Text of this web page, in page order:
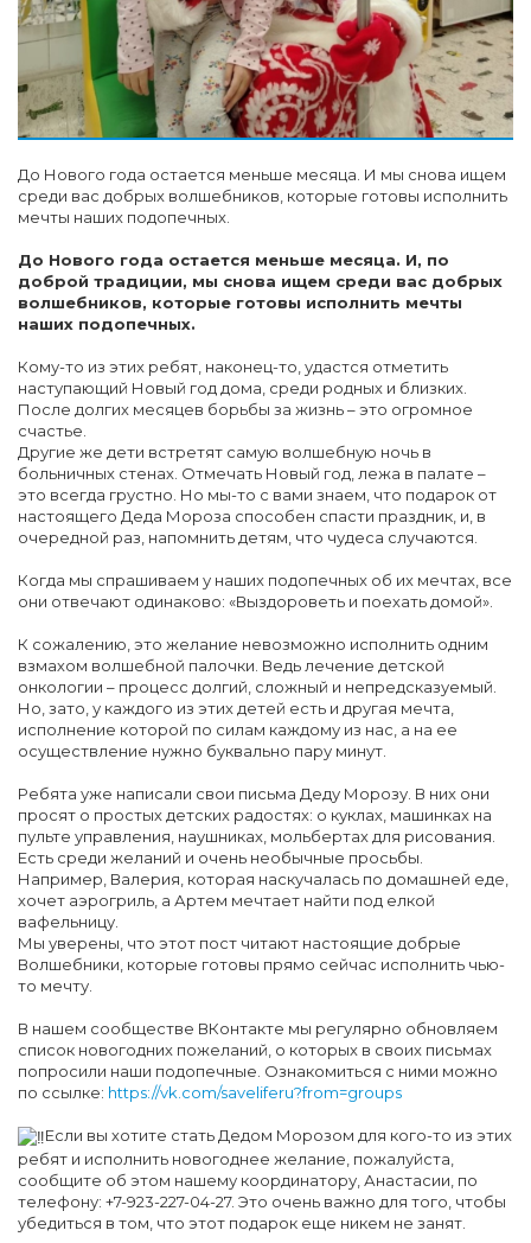
До Нового года остается меньше месяца. И мы снова ищем
среди вас добрых волшебников, которые готовы исполнить
мечты наших подопечных.
До Нового года остается меньше месяца. И, по
доброй традиции, мы снова ищем среди вас добрых
волшебников, которые готовы исполнить мечты
наших подопечных.
Кому-то из этих ребят, наконец-то, удастся отметить
наступающий Новый год дома, среди родных и близких.
После долгих месяцев борьбы за жизнь – это огромное
счастье.
Другие же дети встретят самую волшебную ночь в
больничных стенах. Отмечать Новый год, лежа в палате –
это всегда грустно. Но мы-то с вами знаем, что подарок от
настоящего Деда Мороза способен спасти праздник, и, в
очередной раз, напомнить детям, что чудеса случаются.
Когда мы спрашиваем у наших подопечных об их мечтах, все
они отвечают одинаково: «Выздороветь и поехать домой».
К сожалению, это желание невозможно исполнить одним
взмахом волшебной палочки. Ведь лечение детской
онкологии – процесс долгий, сложный и непредсказуемый.
Но, зато, у каждого из этих детей есть и другая мечта,
исполнение которой по силам каждому из нас, а на ее
осуществление нужно буквально пару минут.
Ребята уже написали свои письма Деду Морозу. В них они
просят о простых детских радостях: о куклах, машинках на
пульте управления, наушниках, мольбертах для рисования.
Есть среди желаний и очень необычные просьбы.
Например, Валерия, которая наскучалась по домашней еде,
хочет аэрогриль, а Артем мечтает найти под елкой
вафельницу.
Мы уверены, что этот пост читают настоящие добрые
Волшебники, которые готовы прямо сейчас исполнить чью-
то мечту.
В нашем сообществе ВКонтакте мы регулярно обновляем
список новогодних пожеланий, о которых в своих письмах
попросили наши подопечные. Ознакомиться с ними можно
по ссылке: https://vk.com/saveliferu?from=groups
Если вы хотите стать Дедом Морозом для кого-то из этих
ребят и исполнить новогоднее желание, пожалуйста,
сообщите об этом нашему координатору, Анастасии, по
телефону: +7-923-227-04-27. Это очень важно для того, чтобы
убедиться в том, что этот подарок еще никем не занят.